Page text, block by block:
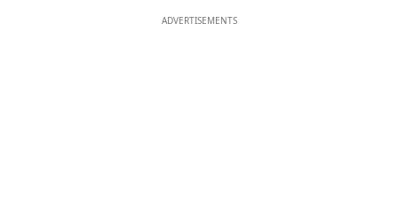
ADVERTISEMENTS